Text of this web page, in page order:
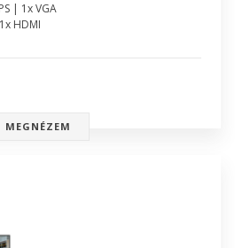
| 1x VGA
HDMI
MEGNÉZEM